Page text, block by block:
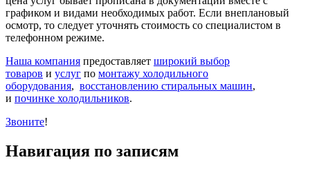
графиком и видами необходимых работ. Если внеплановый
осмотр, то следует уточнять стоимость со специалистом в
телефонном режиме.
Наша компания предоставляет широкий выбор
товаров и услуг по монтажу холодильного
оборудования, восстановлению стиральных машин,
и починке холодильников.
Звоните!
Навигация по записям